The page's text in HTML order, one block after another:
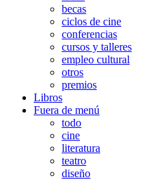
becas
ciclos de cine
conferencias
cursos y talleres
empleo cultural
otros
premios
Libros
Fuera de menú
todo
cine
literatura
teatro
diseño